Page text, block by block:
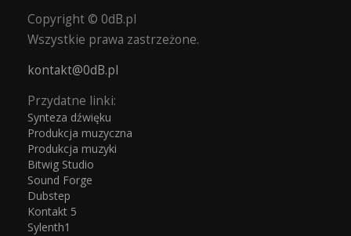
Copyright © 0dB.pl
Wszystkie prawa zastrzeżone.
kontakt@0dB.pl
Przydatne linki:
Synteza dźwięku
Produkcja muzyczna
Produkcja muzyki
Bitwig Studio
Sound Forge
Dubstep
Kontakt 5
Sylenth1